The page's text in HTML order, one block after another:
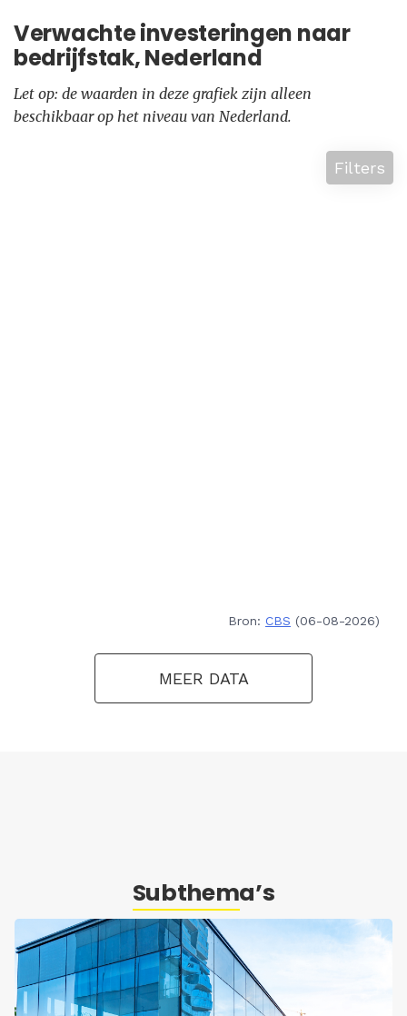
Verwachte investeringen naar
bedrijfstak, Nederland
Let op: de waarden in deze grafiek zijn alleen
beschikbaar op het niveau van Nederland.
Filters
Bron: CBS (06-08-2026)
MEER DATA
Subthema’s